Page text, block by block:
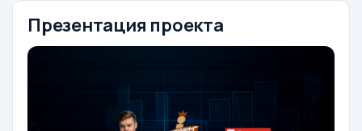
Презентация проекта